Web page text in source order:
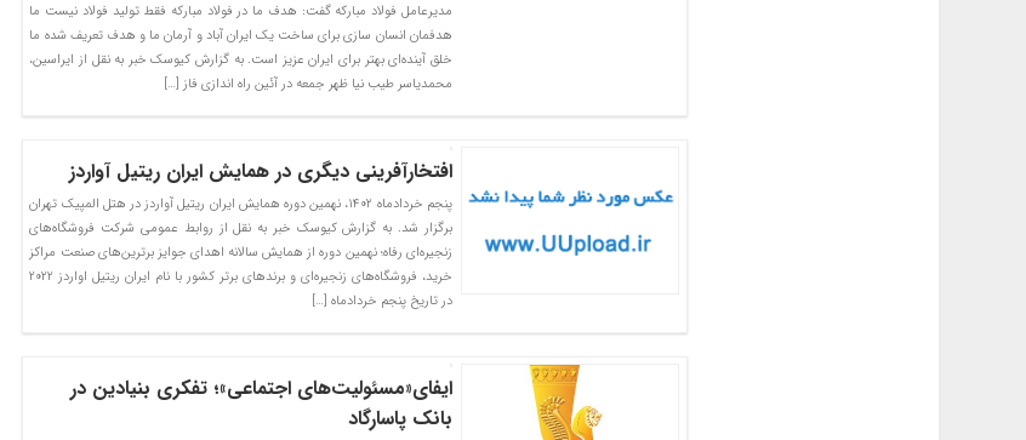
مدیرعامل فولاد مبارکه گفت: هدف ما در فولاد مبارکه فقط تولید فولاد نیست ما
هدفمان انسان سازی برای ساخت یک ایران آباد و آرمان ما و هدف تعریف شده ما
خلق آینده‌ای بهتر برای ایران عزیز است. به گزارش کیوسک خبر به نقل از ایراسین،
محمدیاسر طیب نیا ظهر جمعه در آئین راه اندازی فاز […]
افتخارآفرینی دیگری در همایش ایران ریتیل آواردز
پنجم خردادماه ۱۴۰۲، نهمین دوره همایش ایران ریتیل آواردز در هتل المپیک تهران
برگزار شد. به گزارش کیوسک خبر به نقل از روابط عمومی شرکت فروشگاه‌های
زنجیره‌ای رفاه؛ نهمین دوره از همایش سالانه اهدای جوایز برترین‌های صنعت مراکز
خرید، فروشگاه‌های زنجیره‌ای و برندهای برتر کشور با نام ایران ریتیل اواردز ۲۰۲۲
در تاریخ پنجم خردادماه […]
ایفای«مسئولیت‌های اجتماعی»؛ تفکری بنیادین در
بانک پاسارگاد